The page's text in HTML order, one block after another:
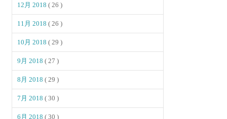
12月 2018( 26 )
11月 2018( 26 )
10月 2018( 29 )
9月 2018( 27 )
8月 2018( 29 )
7月 2018( 30 )
6月 2018( 30 )